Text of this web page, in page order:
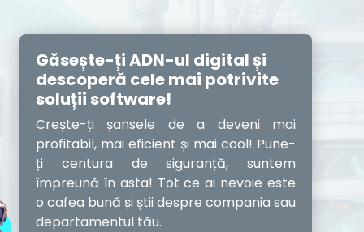
Găsește-ți ADN-ul digital și
descoperă cele mai potrivite
soluții software!
Crește-ți șansele de a deveni mai
profitabil, mai eficient și mai cool! Pune-
ți centura de siguranță, suntem
împreună în asta! Tot ce ai nevoie este
o cafea bună și știi despre compania sau
departamentul tău.